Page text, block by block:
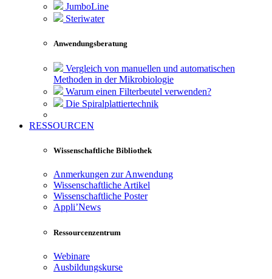
JumboLine
Steriwater
Anwendungsberatung
Vergleich von manuellen und automatischen
Methoden in der Mikrobiologie
Warum einen Filterbeutel verwenden?
Die Spiralplattier­technik
RESSOURCEN
Wissenschaftliche Bibliothek
Anmerkungen zur Anwendung
Wissenschaftliche Artikel
Wissenschaftliche Poster
Appli’News
Ressourcenzentrum
Webinare
Ausbildungskurse